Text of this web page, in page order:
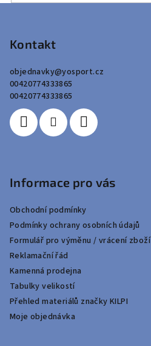
Kontakt
objednavky@yosport.cz
00420774333865
00420774333865
Informace pro vás
Obchodní podmínky
Podmínky ochrany osobních údajů
Formulář pro výměnu / vrácení zboží
Reklamační řád
Kamenná prodejna
Tabulky velikostí
Přehled materiálů značky KILPI
Moje objednávka